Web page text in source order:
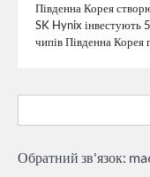
Південна Корея
SK Hynix інвестують
чипів Південна Корея
Обратний зв'язок: